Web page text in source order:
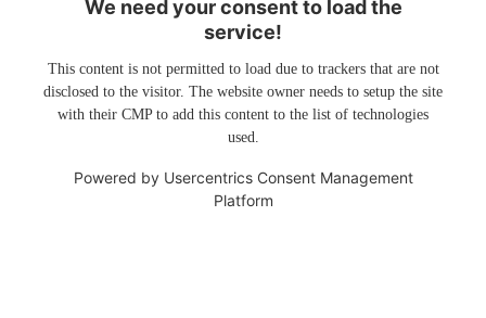
We need your consent to load the
service!
This content is not permitted to load due to trackers that are not
disclosed to the visitor. The website owner needs to setup the site
with their CMP to add this content to the list of technologies
used.
Powered by Usercentrics Consent Management
Platform